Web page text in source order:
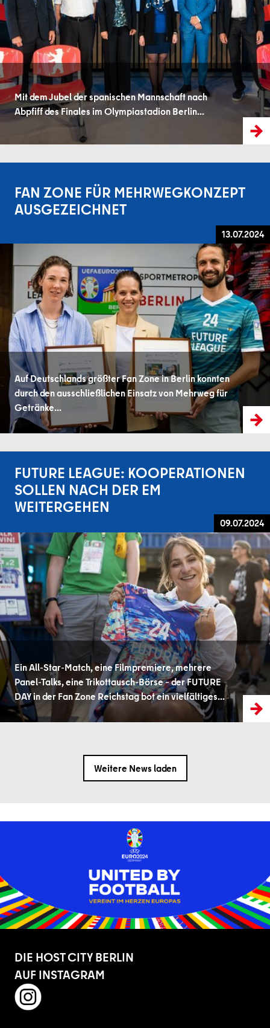
Mit dem Jubel der spanischen Mannschaft nach
Abpfiff des Finales im Olympiastadion Berlin...
FAN ZONE FÜR MEHRWEGKONZEPT
AUSGEZEICHNET
13.07.2024
Auf Deutschlands größter Fan Zone in Berlin konnten
durch den ausschließlichen Einsatz von Mehrweg für
Getränke...
FUTURE LEAGUE: KOOPERATIONEN
SOLLEN NACH DER EM
WEITERGEHEN
09.07.2024
Ein All-Star-Match, eine Filmpremiere, mehrere
Panel-Talks, eine Trikottausch-Börse – der FUTURE
DAY in der Fan Zone Reichstag bot ein vielfältiges…
Weitere News laden
DIE HOST CITY BERLIN
AUF INSTAGRAM
instagram